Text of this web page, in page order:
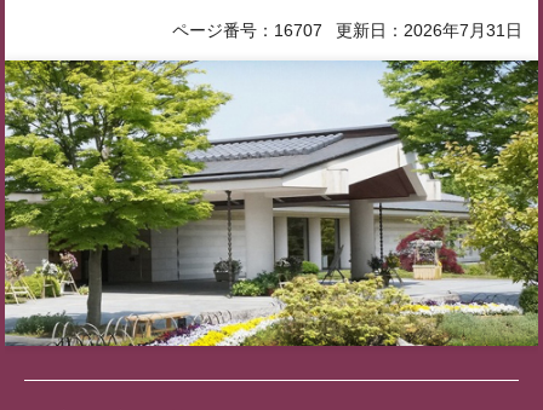
ページ番号：16707 更新日：2026年7月31日